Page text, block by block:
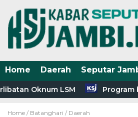
Home Daerah Seputar
Oknum LSM Program
Home / Batanghari / Daerah